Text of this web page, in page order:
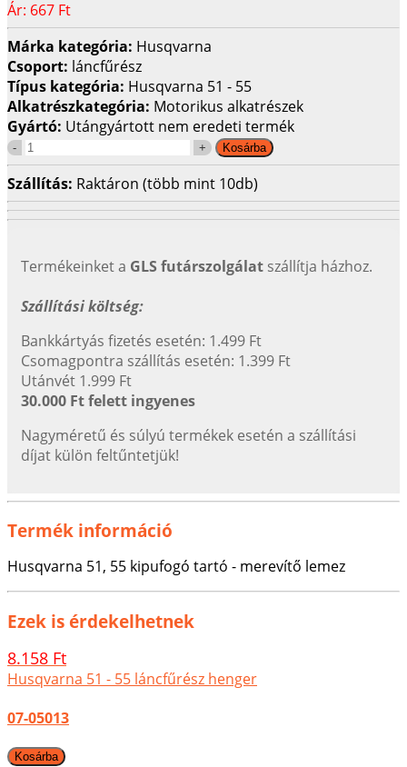
Ár: 667 Ft
Márka kategória: Husqvarna
Csoport: láncfűrész
Típus kategória: Husqvarna 51 - 55
Alkatrészkategória: Motorikus alkatrészek
Gyártó: Utángyártott nem eredeti termék
Szállítás: Raktáron (több mint 10db)
Termékeinket a GLS futárszolgálat szállítja házhoz.
Szállítási költség:
Bankkártyás fizetés esetén: 1.499 Ft
Csomagpontra szállítás esetén: 1.399 Ft
Utánvét 1.999 Ft
30.000 Ft felett ingyenes
Nagyméretű és súlyú termékek esetén a szállítási
díjat külön feltűntetjük!
Termék információ
Husqvarna 51, 55 kipufogó tartó - merevítő lemez
Ezek is érdekelhetnek
8.158 Ft
Husqvarna 51 - 55 láncfűrész henger
07-05013